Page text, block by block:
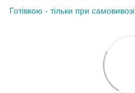
Готівкою - тільки при самовивозі